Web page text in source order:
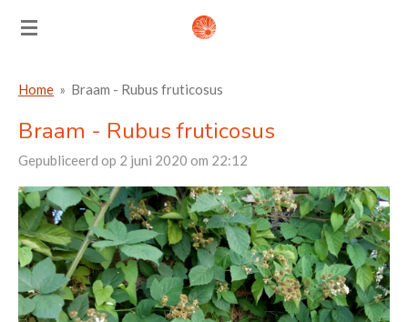
Ga
deHome » Braam - Rubus fruticosus
Braam - Rubus fruticosus
Gepubliceerd op 2 juni 2020 om 22:12